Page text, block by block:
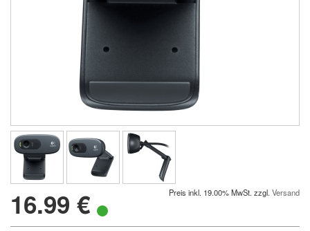
16.99 € Preis inkl. 19.00% MwSt. zzgl. Versand